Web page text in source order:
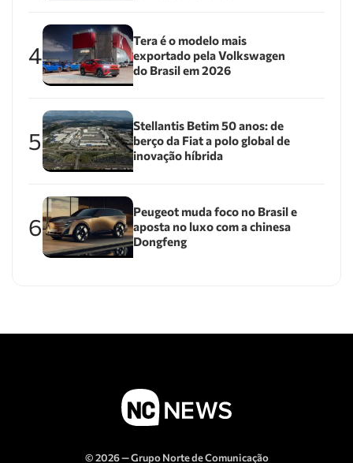
4
Tera é o modelo mais
exportado pela Volkswagen
do Brasil em 2026
5
Stellantis Betim 50 anos: de
berço da Fiat a polo global de
inovação híbrida
6
Peugeot muda foco no Brasil e
aposta no luxo com a chinesa
Dongfeng
© 2026 — Grupo Norte de Comunicação